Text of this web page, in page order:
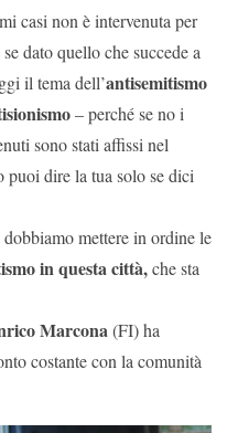
casi non è intervenuta per
dato quello che succede a
il tema dell’antisemitismo
– perché se no i
sono stati affissi nel
puoi dire la tua solo se dici
mettere in ordine le
in questa città,che sta
Marcona(FI) ha
costante con la comunità